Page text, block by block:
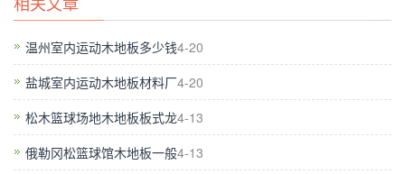
如果地面严重拱起。检查周围膨胀接头地板和壁和空气的附件之
间的间隙过大。不仅如此，篮球地板还具有防滑和防收敛功效。
面板涂之后，将板的系数是正好在标准系数。当运动时由人形成
的冲击作用于木地板的平面，会发生振动。至于可能的，球员的
骨头免受震荡反弹。如果地板胶粘剂达不到标准。但也有伸缩
温州室内运动木地板多少钱4-20
盐城室内运动木地板材料厂4-20
松木篮球场地木地板板式龙4-13
俄勒冈松篮球馆木地板一般4-13